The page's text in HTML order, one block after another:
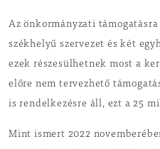
Az önkormányzati
székhelyű szervezet és két
ezek részesülhetnek most a
előre nem tervezhető
is rendelkezésre áll, ezt a 25
Mint ismert 2022